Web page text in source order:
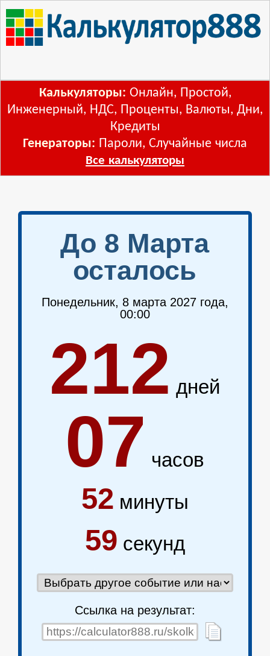
Калькуляторы: Онлайн, Простой,
Инженерный, НДС, Проценты, Валюты, Дни,
Кредиты
Генераторы: Пароли, Случайные числа
Все калькуляторы
До 8 Марта
осталось
Понедельник, 8 марта 2027года,
00:00
212 дней
07 часов
52 минуты
58 секунд
Ссылка на результат: